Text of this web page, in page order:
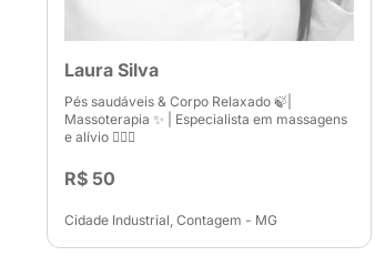
Laura Silva
Pés saudáveis & Corpo Relaxado 🍃|
Massoterapia ✨ | Especialista em massagens
e alívio 💆🏽‍♀️
R$ 50
Cidade Industrial, Contagem - MG